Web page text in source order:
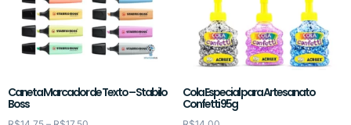
Caneta Marcador de Texto – Stabilo
Boss
Cola Especial para Artesanato
Confetti 95g